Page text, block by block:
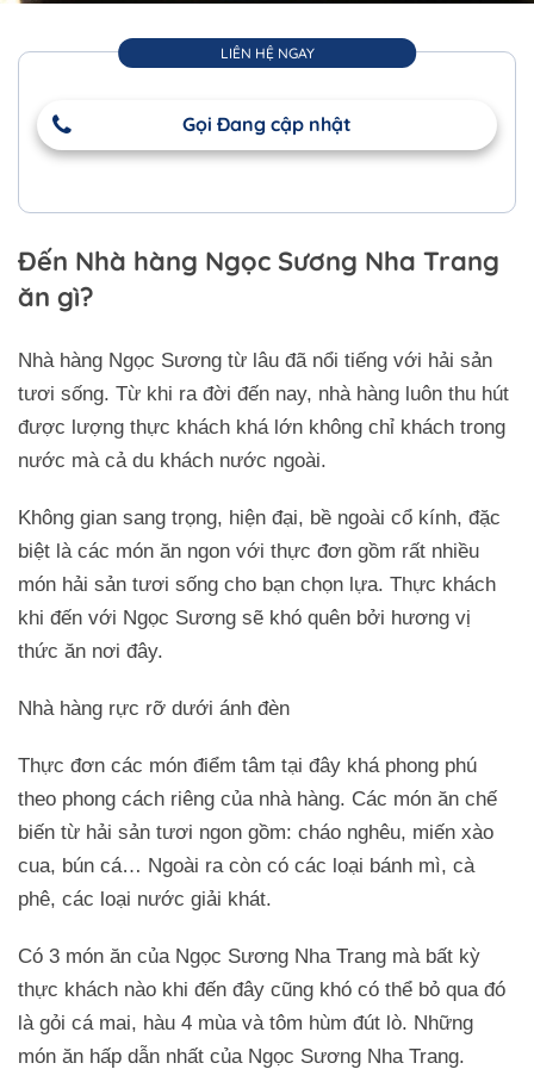
LIÊN HỆ NGAY
Gọi Đang cập nhật
Đến Nhà hàng Ngọc Sương Nha Trang
ăn gì?
Nhà hàng Ngọc Sương từ lâu đã nổi tiếng với hải sản
tươi sống. Từ khi ra đời đến nay, nhà hàng luôn thu hút
được lượng thực khách khá lớn không chỉ khách trong
nước mà cả du khách nước ngoài.
Không gian sang trọng, hiện đại, bề ngoài cổ kính, đặc
biệt là các món ăn ngon với thực đơn gồm rất nhiều
món hải sản tươi sống cho bạn chọn lựa. Thực khách
khi đến với Ngọc Sương sẽ khó quên bởi hương vị
thức ăn nơi đây.
Nhà hàng rực rỡ dưới ánh đèn
Thực đơn các món điểm tâm tại đây khá phong phú
theo phong cách riêng của nhà hàng. Các món ăn chế
biến từ hải sản tươi ngon gồm: cháo nghêu, miến xào
cua, bún cá… Ngoài ra còn có các loại bánh mì, cà
phê, các loại nước giải khát.
Có 3 món ăn của Ngọc Sương Nha Trang mà bất kỳ
thực khách nào khi đến đây cũng khó có thể bỏ qua đó
là gỏi cá mai, hàu 4 mùa và tôm hùm đút lò. Những
món ăn hấp dẫn nhất của Ngọc Sương Nha Trang.